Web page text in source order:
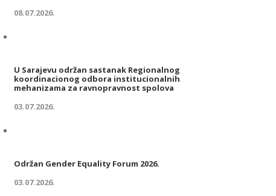
08.07.2026.
U Sarajevu održan sastanak Regionalnog
koordinacionog odbora institucionalnih
mehanizama za ravnopravnost spolova
03.07.2026.
Održan Gender Equality Forum 2026.
03.07.2026.